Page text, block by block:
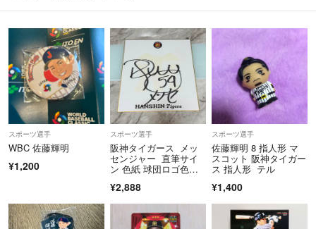
取り置きは出来ません。
コメント逃げはおやめください。
大幅な、値下げはいたしません。
商品と関係のないコメントや取り置き希望のコメントはスルー・削除さ
せていただきます。
質問逃げや評価が悪い方はブロックさせてもらう場合がございます。
仕事の関係上、コメントの返事が遅れる場合が
ございます。ご了承ください。
スポーツ選手
WBC 佐藤輝明
¥1,200
スポーツ選手
阪神タイガース メッ
センジャー 直筆サイ
ン 色紙 球団ロゴ色
¥2,888
スポーツ選手
佐藤輝明 8 指人形 マ
スコット 阪神タイガー
ス 指人形 テル
¥1,400